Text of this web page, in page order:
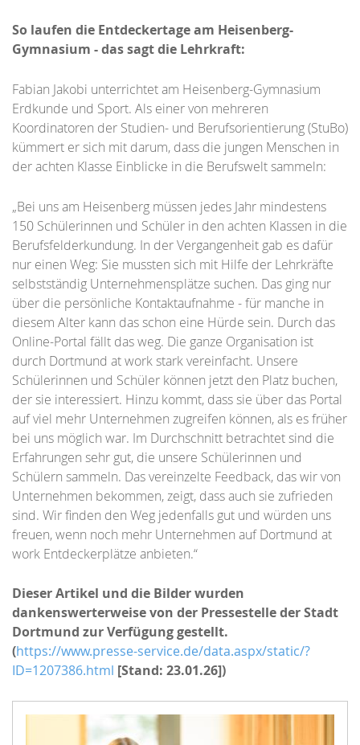
So laufen die Entdeckertage am Heisenberg-
Gymnasium - das sagt die Lehrkraft:
Fabian Jakobi unterrichtet am Heisenberg-Gymnasium
Erdkunde und Sport. Als einer von mehreren
Koordinatoren der Studien- und Berufsorientierung (StuBo)
kümmert er sich mit darum, dass die jungen Menschen in
der achten Klasse Einblicke in die Berufswelt sammeln:
„Bei uns am Heisenberg müssen jedes Jahr mindestens
150 Schülerinnen und Schüler in den achten Klassen in die
Berufsfelderkundung. In der Vergangenheit gab es dafür
nur einen Weg: Sie mussten sich mit Hilfe der Lehrkräfte
selbstständig Unternehmensplätze suchen. Das ging nur
über die persönliche Kontaktaufnahme - für manche in
diesem Alter kann das schon eine Hürde sein. Durch das
Online-Portal fällt das weg. Die ganze Organisation ist
durch Dortmund at work stark vereinfacht. Unsere
Schülerinnen und Schüler können jetzt den Platz buchen,
der sie interessiert. Hinzu kommt, dass sie über das Portal
auf viel mehr Unternehmen zugreifen können, als es früher
bei uns möglich war. Im Durchschnitt betrachtet sind die
Erfahrungen sehr gut, die unsere Schülerinnen und
Schülern sammeln. Das vereinzelte Feedback, das wir von
Unternehmen bekommen, zeigt, dass auch sie zufrieden
sind. Wir finden den Weg jedenfalls gut und würden uns
freuen, wenn noch mehr Unternehmen auf Dortmund at
work Entdeckerplätze anbieten.“
Dieser Artikel und die Bilder wurden
dankenswerterweise von der Pressestelle der Stadt
Dortmund zur Verfügung gestellt.
(https://www.presse-service.de/data.aspx/static/?
ID=1207386.html [Stand: 23.01.26])